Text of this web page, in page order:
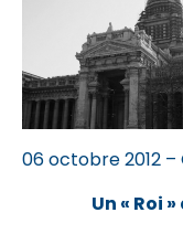
06 octobre 2012
Un « Roi